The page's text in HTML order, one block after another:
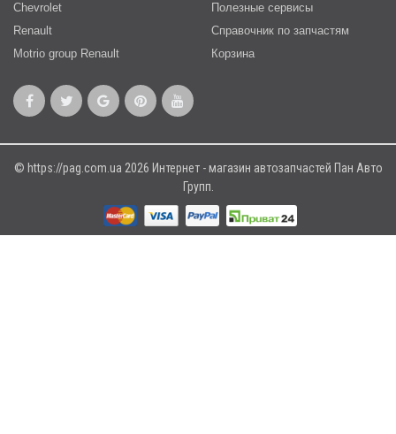
Chevrolet
Renault
Motrio group Renault
Полезные сервисы
Справочник по запчастям
Корзина
© https://pag.com.ua 2026 Интернет - магазин автозапчастей Пан Авто
Групп.